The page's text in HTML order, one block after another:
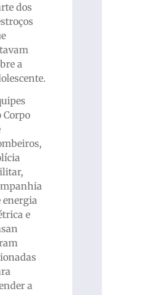
dos
a
Corpo
energia
e
a